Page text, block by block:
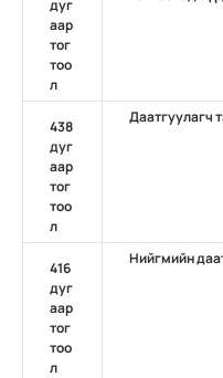
дуг
аар
тог
тоо
л
438
дуг
аар
тог
тоо
л
Даатгуулагч
416
дуг
аар
тог
тоо
л
Нийгмийн